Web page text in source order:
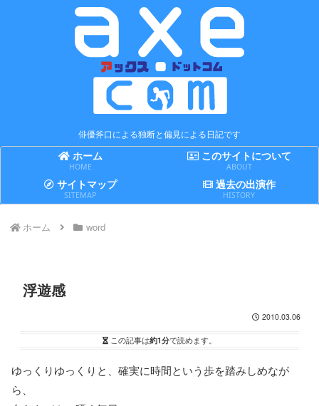
俳優斧口による独断と偏見による日記です
ホーム
HOME
このサイトについて
ABOUT
サイトマップ
SITEMAP
過去の出演作
HISTORY
ホーム word
浮遊感
2010.03.06
この記事は約1分で読めます。
ゆっくりゆっくりと、確実に時間という歩を踏みしめなが
ら、